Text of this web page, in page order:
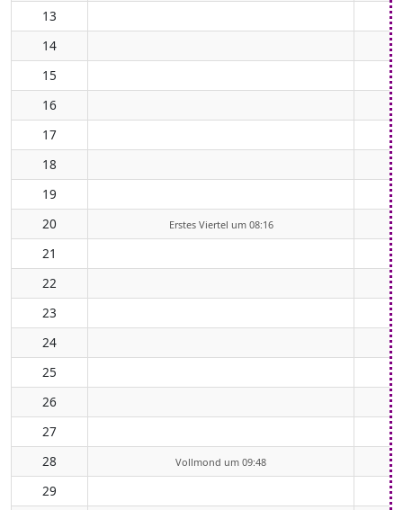
13
14
15
16
17
18
19
20
Erstes Viertel um 08:16
21
22
23
24
25
26
27
28
Vollmond um 09:48
29